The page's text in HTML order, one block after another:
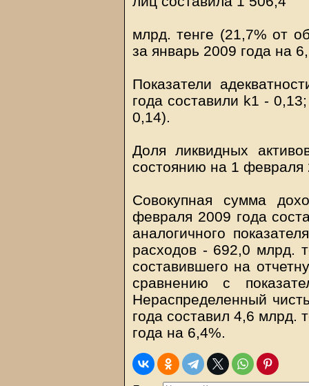
млрд. тенге (21,7% от
за январь 2009 года на
Показатели
года составили k1 -
0,14).
Доля ликвидных
состоянию на 1 февраля
Совокупная сумма
февраля 2009 года
аналогичного
расходов - 692,0 млрд.
составившего на
сравнению с
Нераспределенный
года составил 4,6 млрд.
года на 6,4%.